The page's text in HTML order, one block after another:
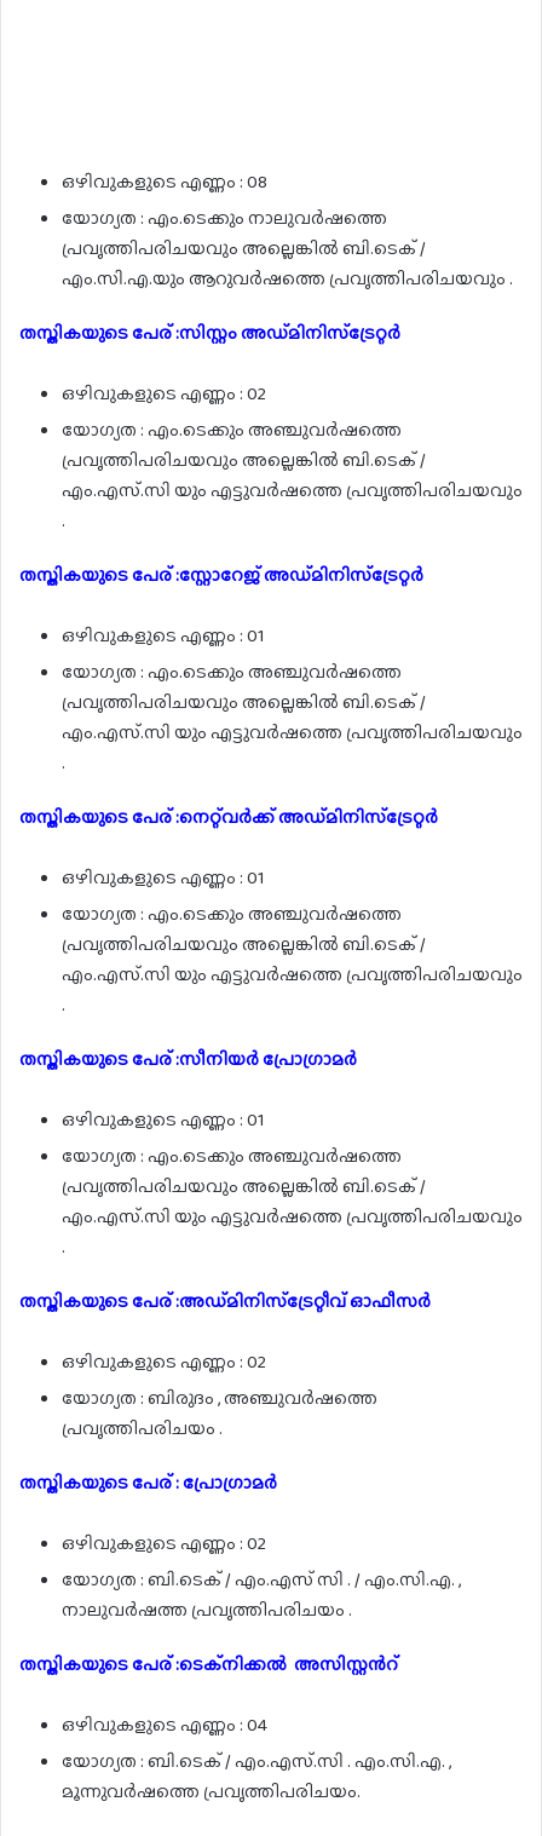
ഒഴിവുകളുടെ എണ്ണം : 08
യോഗ്യത : എം.ടെക്കും നാലുവർഷത്തെ
പ്രവൃത്തിപരിചയവും അല്ലെങ്കിൽ ബി.ടെക് /
എം.സി.എ.യും ആറുവർഷത്തെ പ്രവൃത്തിപരിചയവും .
തസ്തികയുടെ പേര് :സിസ്റ്റം അഡ്‌മിനിസ്‌ട്രേറ്റർ
ഒഴിവുകളുടെ എണ്ണം : 02
യോഗ്യത : എം.ടെക്കും അഞ്ചുവർഷത്തെ
പ്രവൃത്തിപരിചയവും അല്ലെങ്കിൽ ബി.ടെക് /
എം.എസ്.സി യും എട്ടുവർഷത്തെ പ്രവൃത്തിപരിചയവും
.
തസ്തികയുടെ പേര് :സ്റ്റോറേജ് അഡ്‌മിനിസ്‌ട്രേറ്റർ
ഒഴിവുകളുടെ എണ്ണം : 01
യോഗ്യത : എം.ടെക്കും അഞ്ചുവർഷത്തെ
പ്രവൃത്തിപരിചയവും അല്ലെങ്കിൽ ബി.ടെക് /
എം.എസ്.സി യും എട്ടുവർഷത്തെ പ്രവൃത്തിപരിചയവും
.
തസ്തികയുടെ പേര് :നെറ്റ്‌വർക്ക് അഡ്‌മിനിസ്‌ട്രേറ്റർ
ഒഴിവുകളുടെ എണ്ണം : 01
യോഗ്യത : എം.ടെക്കും അഞ്ചുവർഷത്തെ
പ്രവൃത്തിപരിചയവും അല്ലെങ്കിൽ ബി.ടെക് /
എം.എസ്.സി യും എട്ടുവർഷത്തെ പ്രവൃത്തിപരിചയവും
.
തസ്തികയുടെ പേര് :സീനിയർ പ്രോഗ്രാമർ
ഒഴിവുകളുടെ എണ്ണം : 01
യോഗ്യത : എം.ടെക്കും അഞ്ചുവർഷത്തെ
പ്രവൃത്തിപരിചയവും അല്ലെങ്കിൽ ബി.ടെക് /
എം.എസ്.സി യും എട്ടുവർഷത്തെ പ്രവൃത്തിപരിചയവും
.
തസ്തികയുടെ പേര് :അഡ്മിനിസ്ട്രേറ്റീവ്‌ ഓഫീസർ
ഒഴിവുകളുടെ എണ്ണം : 02
യോഗ്യത : ബിരുദം , അഞ്ചുവർഷത്തെ
പ്രവൃത്തിപരിചയം .
തസ്തികയുടെ പേര് : പ്രോഗ്രാമർ
ഒഴിവുകളുടെ എണ്ണം : 02
യോഗ്യത : ബി.ടെക് / എം.എസ് സി . / എം.സി.എ. ,
നാലുവർഷത്ത പ്രവൃത്തിപരിചയം .
തസ്തികയുടെ പേര് :ടെക്‌നിക്കൽ അസിസ്റ്റൻറ്
ഒഴിവുകളുടെ എണ്ണം : 04
യോഗ്യത : ബി.ടെക് / എം.എസ്.സി . എം.സി.എ. ,
മൂന്നുവർഷത്തെ പ്രവൃത്തിപരിചയം.